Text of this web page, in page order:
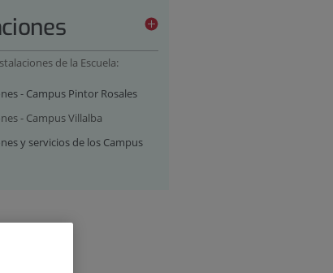
de la Escuela:
- Campus Pintor Rosales
- Campus Villalba
y servicios de los Campus